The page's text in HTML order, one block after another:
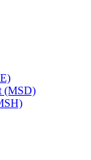
(MSD)